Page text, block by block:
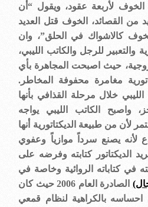
لأربعة عقود، ويقول “أن
من القصائد، الخوف قتل العديد
كالاشواك في الحلق”، وان
للرجل والكاتب الليبي،
حيث اصبحت المجاهرة بأي
مغامرة محفوفة المخاطر.
خلال مرحلة القذافي بأنها
واصبح الكاتب الليبي يواجه
لأن من طبيعة الديكتاتورية أنها
لأنه يصنع سرداً موازياً وعفوي
الديكتاتور كتابته وفرضه على
في كتاباته الروائية وخاصة في
الصادرة العام 2006 حيث كان
بالكراهية لنظام قمعي